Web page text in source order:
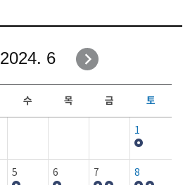
2024. 6
수 목 금 토
1
5 6 7 8